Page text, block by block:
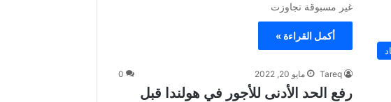
غير مسبوقة تجاوزت
أكمل القراءة »
Tareq مايو 20, 2022 0
رفع الحد الأدنى للأجور في هولندا قبل